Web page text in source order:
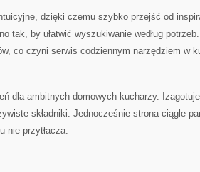
dzięki czemu szybko przejść od
tak, by ułatwić wyszukiwanie według
co czyni serwis codziennym narzędziem w
dla ambitnych domowych kucharzy.
składniki. Jednocześnie strona ciągle
nie przytłacza.